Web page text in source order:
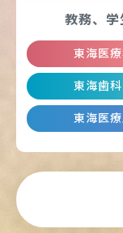
教務、学
東海医
東海歯
東海医